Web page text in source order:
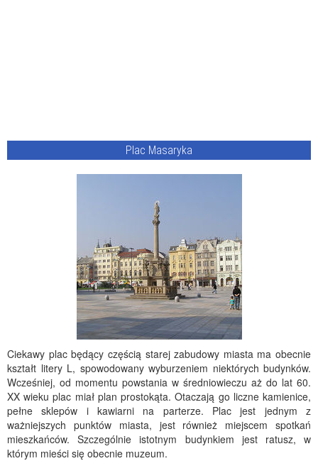
Plac Masaryka
Ciekawy plac będący częścią starej zabudowy miasta ma obecnie
kształt litery L, spowodowany wyburzeniem niektórych budynków.
Wcześniej, od momentu powstania w średniowieczu aż do lat 60.
XX wieku plac miał plan prostokąta. Otaczają go liczne kamienice,
pełne sklepów i kawiarni na parterze. Plac jest jednym z
ważniejszych punktów miasta, jest również miejscem spotkań
mieszkańców. Szczególnie istotnym budynkiem jest ratusz, w
którym mieści się obecnie muzeum.